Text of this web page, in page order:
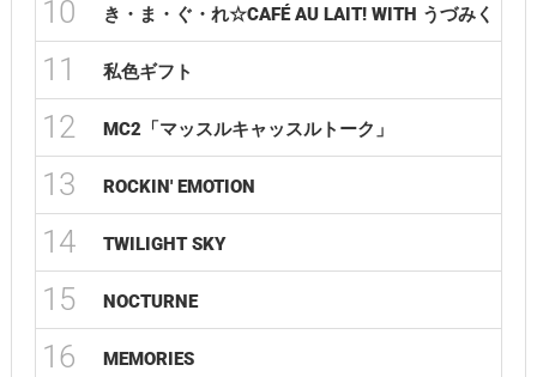
10 き・ま・ぐ・れ☆CAFÉ AU LAIT! WITH うづみく
11 私色ギフト
12 MC2「マッスルキャッスルトーク」
13 ROCKIN' EMOTION
14 TWILIGHT SKY
15 NOCTURNE
16 MEMORIES